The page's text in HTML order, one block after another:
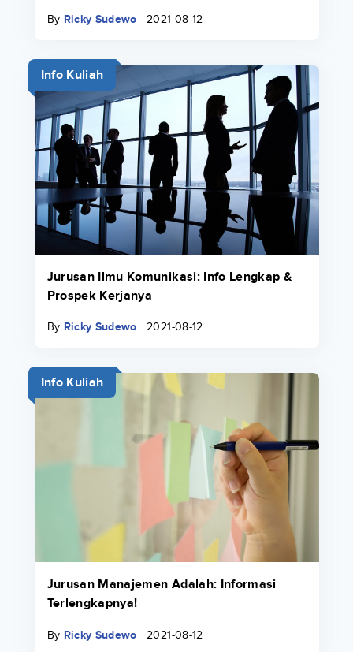
By Ricky Sudewo 2021-08-12
Info Kuliah
Jurusan Ilmu Komunikasi: Info Lengkap &
Prospek Kerjanya
By Ricky Sudewo 2021-08-12
Info Kuliah
Jurusan Manajemen Adalah: Informasi
Terlengkapnya!
By Ricky Sudewo 2021-08-12